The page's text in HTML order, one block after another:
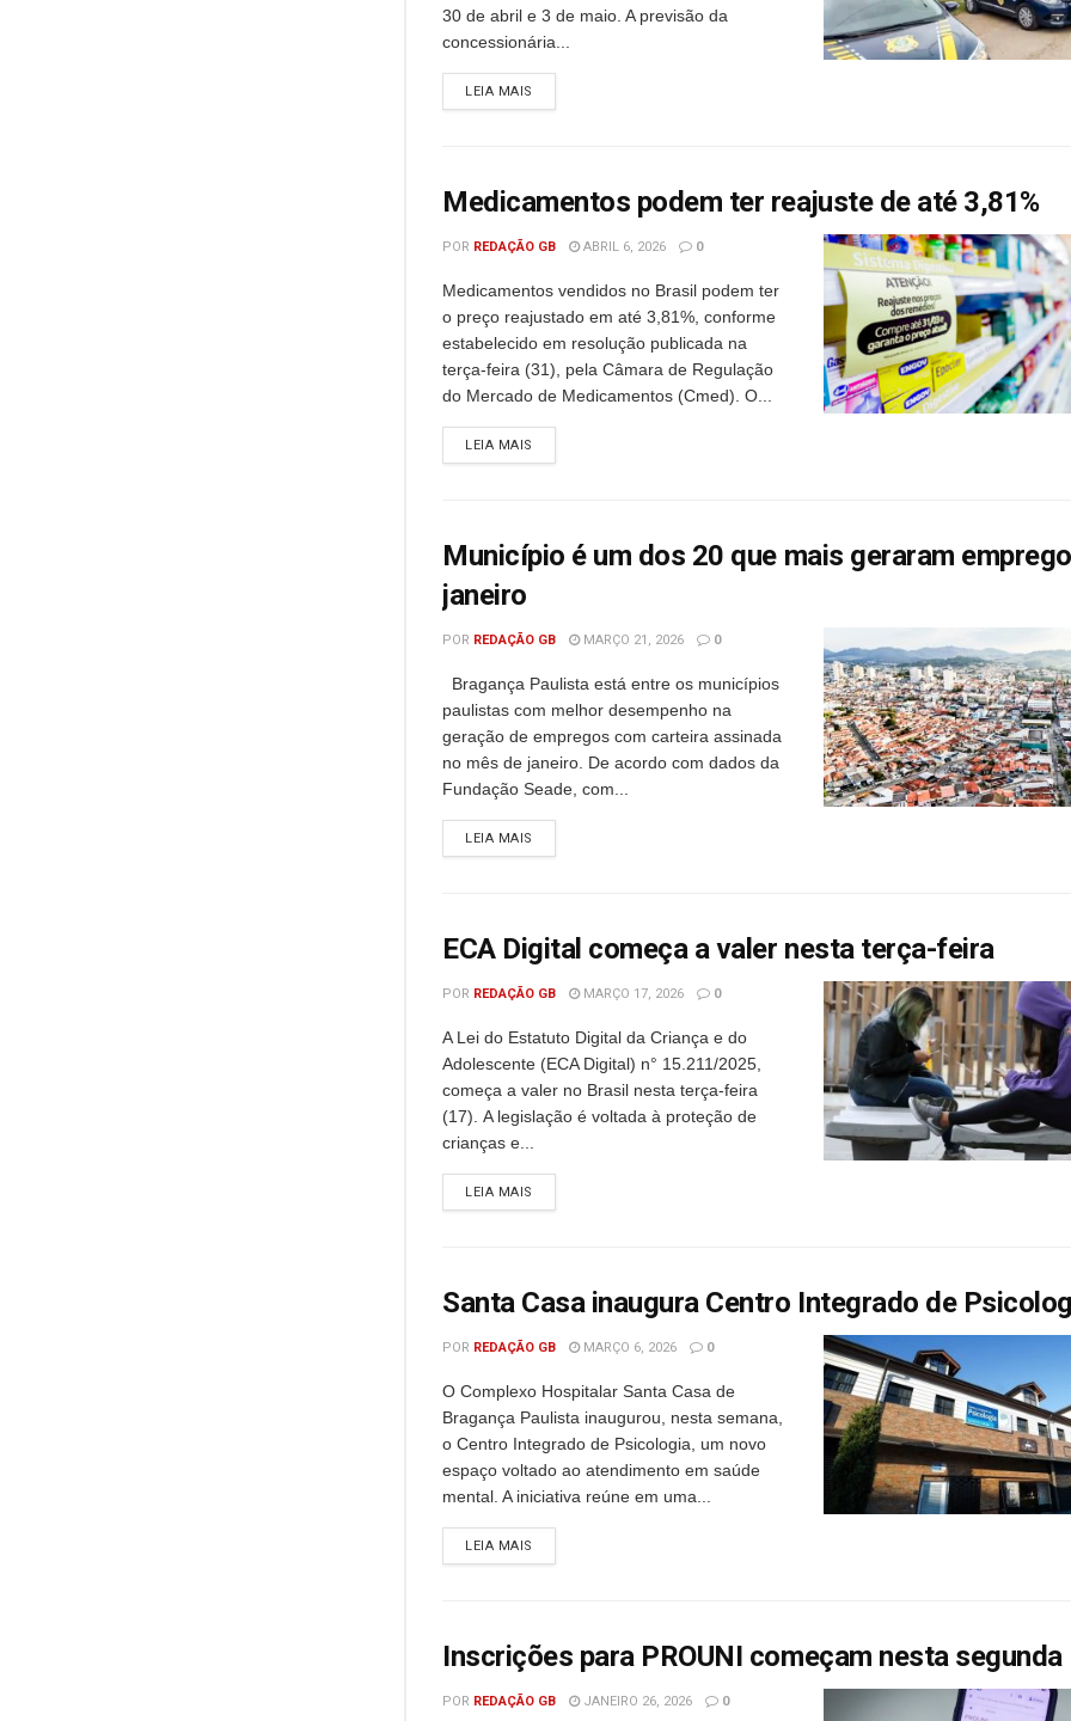
30 de abril e 3 de maio. A previsão da
concessionária...
LEIA MAIS
Medicamentos podem ter reajuste de até 3,81%
POR REDAÇÃO GB ABRIL 6, 2026 0
Medicamentos vendidos no Brasil podem ter
o preço reajustado em até 3,81%, conforme
estabelecido em resolução publicada na
terça-feira (31), pela Câmara de Regulação
do Mercado de Medicamentos (Cmed). O...
LEIA MAIS
Município é um dos 20 que mais geraram
janeiro
POR REDAÇÃO GB MARÇO 21, 2026 0
Bragança Paulista está entre os municípios
paulistas com melhor desempenho na
geração de empregos com carteira assinada
no mês de janeiro. De acordo com dados da
Fundação Seade, com...
LEIA MAIS
ECA Digital começa a valer nesta terça-feira
POR REDAÇÃO GB MARÇO 17, 2026 0
A Lei do Estatuto Digital da Criança e do
Adolescente (ECA Digital) n° 15.211/2025,
começa a valer no Brasil nesta terça-feira
(17). A legislação é voltada à proteção de
crianças e...
LEIA MAIS
Santa Casa inaugura Centro Integrado de
POR REDAÇÃO GB MARÇO 6, 2026 0
O Complexo Hospitalar Santa Casa de
Bragança Paulista inaugurou, nesta semana,
o Centro Integrado de Psicologia, um novo
espaço voltado ao atendimento em saúde
mental. A iniciativa reúne em uma...
LEIA MAIS
Inscrições para PROUNI começam nesta segunda
POR REDAÇÃO GB JANEIRO 26, 2026 0